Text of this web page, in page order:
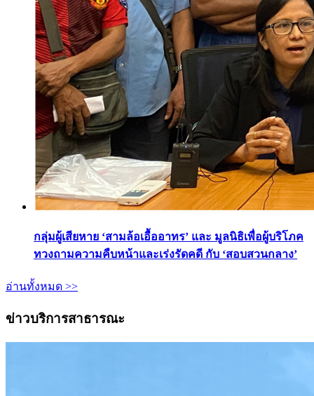
กลุ่มผู้เสียหาย ‘สามล้อเอื้ออาทร’ และ มูลนิธิเพื่อผู้บริโภค
ทวงถามความคืบหน้าและเร่งรัดคดี กับ ‘สอบสวนกลาง’
อ่านทั้งหมด >>
ข่าวบริการสาธารณะ